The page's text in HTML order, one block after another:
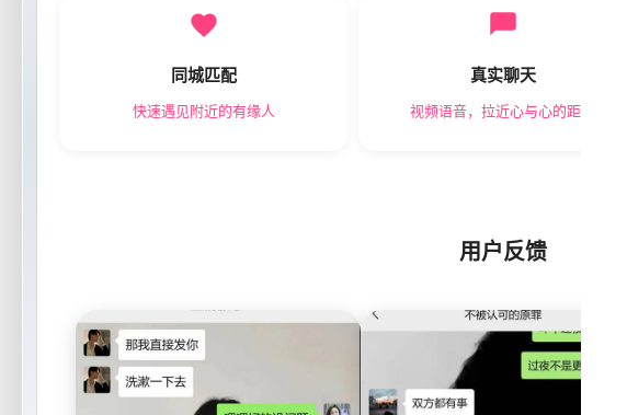
同城匹配
快速遇见附近的有缘人
真实聊天
视频语音，拉近心与心的距离
用户反馈